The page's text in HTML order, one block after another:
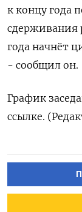
к концу года
сдерживания
года начнёт
- сообщил он.
График
ссылке.